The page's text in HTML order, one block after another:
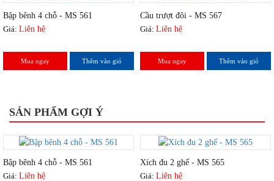
Bập bênh 4 chỗ - MS 561
Giá: Liên hệ
Mua ngay Thêm vào giỏ
Cầu trượt đôi - MS 567
Giá: Liên hệ
Mua ngay Thêm vào giỏ
SẢN PHẨM GỢI Ý
Bập bênh 4 chỗ - MS 561
Giá: Liên hệ
Xích đu 2 ghế - MS 565
Giá: Liên hệ